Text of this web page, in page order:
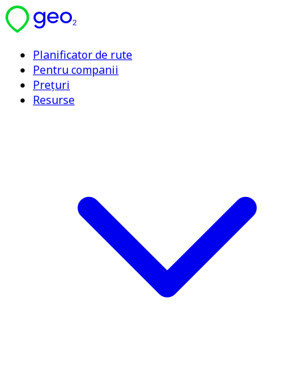
Planificator de rute
Pentru companii
Prețuri
Resurse